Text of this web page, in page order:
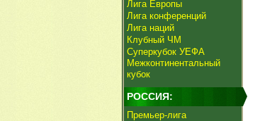
Лига Европы
Лига конференций
Лига наций
Клубный ЧМ
Суперкубок УЕФА
Межконтинентальный
кубок
РОССИЯ:
Премьер-лига